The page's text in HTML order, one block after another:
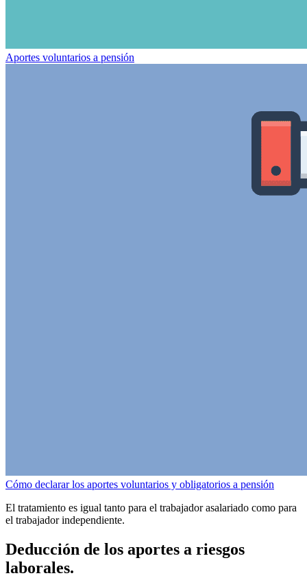
Aportes voluntarios a pensión
Cómo declarar los aportes voluntarios y obligatorios a pensión
El tratamiento es igual tanto para el trabajador asalariado como para
el trabajador independiente.
Deducción de los aportes a riesgos
laborales.